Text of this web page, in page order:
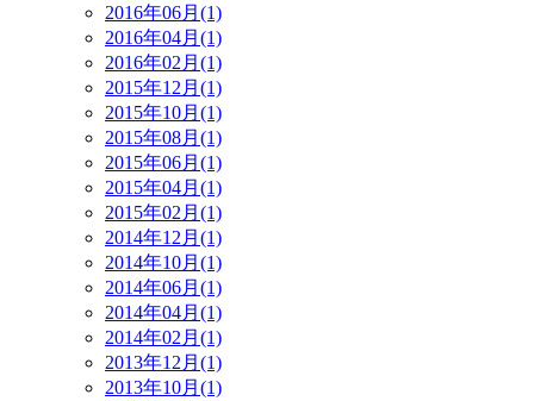
2016年06月(1)
2016年04月(1)
2016年02月(1)
2015年12月(1)
2015年10月(1)
2015年08月(1)
2015年06月(1)
2015年04月(1)
2015年02月(1)
2014年12月(1)
2014年10月(1)
2014年06月(1)
2014年04月(1)
2014年02月(1)
2013年12月(1)
2013年10月(1)